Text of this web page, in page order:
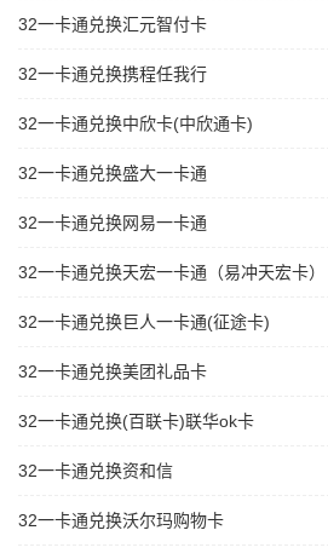
32一卡通兑换汇元智付卡
32一卡通兑换携程任我行
32一卡通兑换中欣卡(中欣通卡)
32一卡通兑换盛大一卡通
32一卡通兑换网易一卡通
32一卡通兑换天宏一卡通（易冲天宏卡）
32一卡通兑换巨人一卡通(征途卡)
32一卡通兑换美团礼品卡
32一卡通兑换(百联卡)联华ok卡
32一卡通兑换资和信
32一卡通兑换沃尔玛购物卡